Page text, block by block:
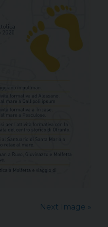
Next Image »